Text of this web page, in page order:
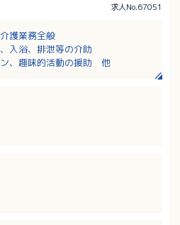
求人No.67051
護業務全般
入浴、排泄等の介助
ン、趣味的活動の援助 他